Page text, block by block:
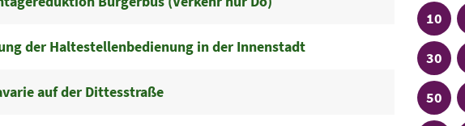
Linie
10
Linie
30
Linie
50
der Haltestellenbedienung in der Innenstadt
auf der Dittesstraße